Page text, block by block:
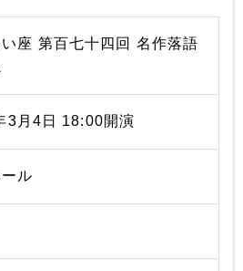
座 第百七十四回 名作落語
3月4日 18:00開演
ル